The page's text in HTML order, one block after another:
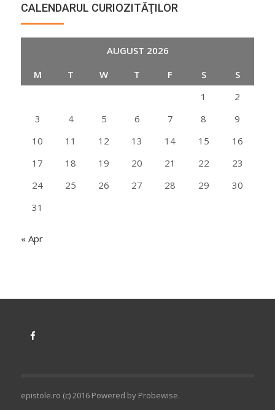
CALENDARUL CURIOZITĂŢILOR
AUGUST 2026
M
T W T F S
S
1
2
3
4 5 6 7 8
9
10
11 12 13 14 15
16
17
18 19 20 21 22
23
24
25 26 27 28 29
30
31
« Apr
epistole.ro (c) 2016 Powered by Probewise.